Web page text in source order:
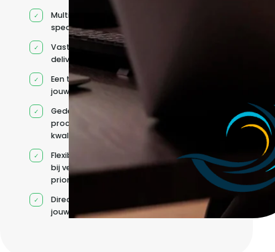
Multidisciplinaire
specialisten
Vaste
deliverycoördinatie
Een team rond
jouw roadmap
Gedeelde
processen en
kwaliteitsnormen
Flexibele capaciteit
bij veranderende
prioriteiten
Direct contact met
jouw team